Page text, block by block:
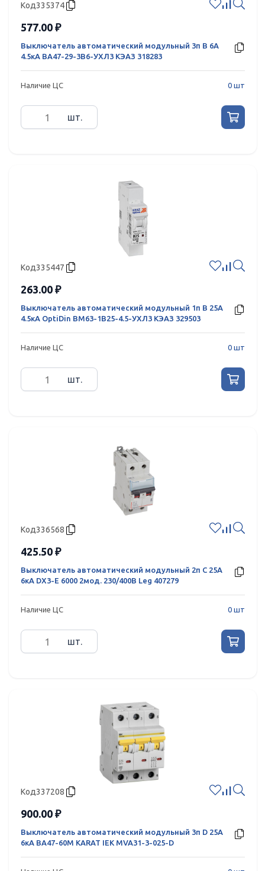
Код335374
577.00 ₽
Выключатель автоматический модульный 3п B 6А
4.5кА ВА47-29-3B6-УХЛ3 КЭАЗ 318283
Наличие ЦС 0 шт
шт.
Код335447
263.00 ₽
Выключатель автоматический модульный 1п B 25А
4.5кА OptiDin BM63-1B25-4.5-УХЛ3 КЭАЗ 329503
Наличие ЦС 0 шт
шт.
Код336568
425.50 ₽
Выключатель автоматический модульный 2п C 25А
6кА DX3-E 6000 2мод. 230/400В Leg 407279
Наличие ЦС 0 шт
шт.
Код337208
900.00 ₽
Выключатель автоматический модульный 3п D 25А
6кА ВА47-60M KARAT IEK MVA31-3-025-D